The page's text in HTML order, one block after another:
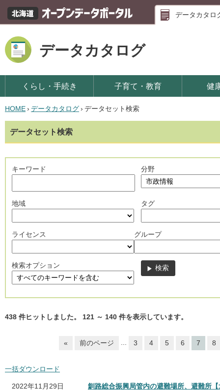
データカタロ
データカタログ
くらし・手続き 子育て・教育 健
HOME› データカタログ› データセット検索
データセット検索
キーワード 分野
地域 タグ
ライセンス グループ
検索オプション
438 件ヒットしました。 121 ～ 140 件を表示しています。
« 前のページ ... 3 4 5 6 7 8
一括ダウンロード
2022年11月29日
釧路総合振興局管内の避難場所、避難所